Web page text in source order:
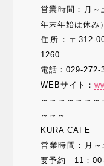
営業時間：月～
年末年始は休み）
住所：〒312-
1260
電話：029-272-
WEBサイト：
～～～～～～～
～～～
KURA CAFE
営業時間：月
要予約 11：00